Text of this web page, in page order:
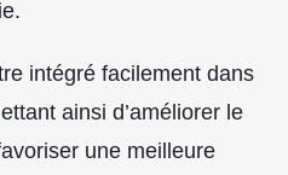
intégré facilement dans
ainsi d’améliorer le
une meilleure